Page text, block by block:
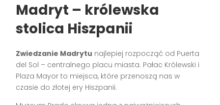
Madryt – królewska
stolica Hiszpanii
Zwiedzanie Madrytu najlepiej rozpocząć od Puerta
del Sol – centralnego placu miasta. Pałac Królewski i
Plaza Mayor to miejsca, które przenoszą nas w
czasie do złotej ery Hiszpanii.